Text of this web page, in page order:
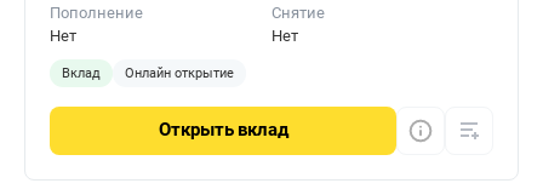
Пополнение
Нет
Снятие
Нет
Вклад Онлайн открытие
Открыть вклад